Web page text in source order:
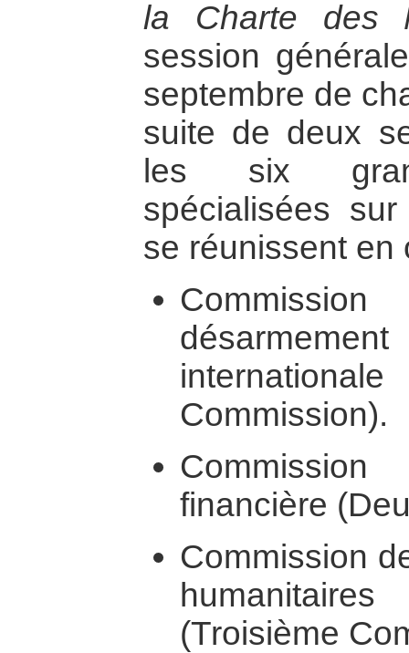
la Charte des
session
septembre de
suite de deux
les six
spécialisées
se réunissent en
Commission).
financière
Commission
(Troisième